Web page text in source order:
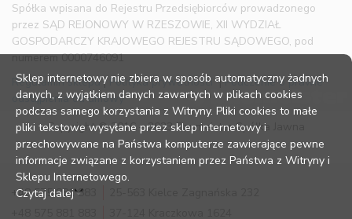
Spółka wpisana do Rejestru Przedsiębiorców prowadzonego
przez SĄD REJONOWY W RZESZOWIE, XII WYDZIAŁ
GOSPODARCZY KRAJOWEGO REJESTRU SĄDOWEGO, pod
numerem 0000746091
Regulamin sklepu| Polityka prywatności |Pouczenie o prawie
odstąpienia od umowy
Copyright © 2016 – 2023 Baumeister Spółka Jawna
+48 575 881 883
Sklep internetowy nie zbiera w sposób automatyczny żadnych
danych, z wyjątkiem danych zawartych w plikach cookies
podczas samego korzystania z Witryny. Pliki cookies to małe
pliki tekstowe wysyłane przez sklep internetowy i
przechowywane na Państwa komputerze zawierające pewne
informacje związane z korzystaniem przez Państwa z Witryny i
Sklepu Internetowego.
Czytaj dalej